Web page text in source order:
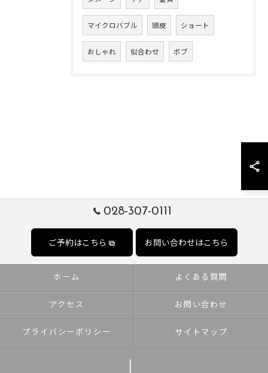
マイクロバブル 頭皮 ショート
おしゃれ 似合わせ ボブ
028-307-0111
ご予約はこちら お問い合わせはこちら
ホーム よくある質問
アクセス お問い合わせ
プライバシーポリシー サイトマップ